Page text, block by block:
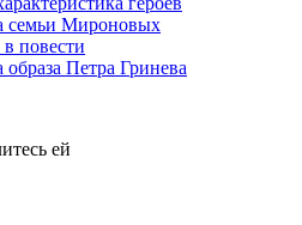
семьи Мироновых
повести
образа Петра Гринева
ей